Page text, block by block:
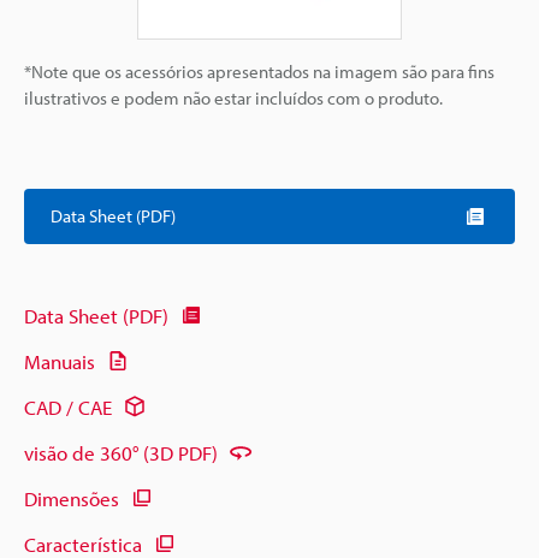
*Note que os acessórios apresentados na imagem são para fins
ilustrativos e podem não estar incluídos com o produto.
Data Sheet (PDF)
Data Sheet (PDF)
Manuais
CAD / CAE
visão de 360° (3D PDF)
Dimensões
Característica